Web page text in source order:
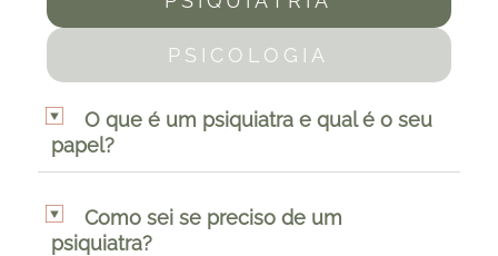
PSICOLOGIA
O que é um psiquiatra e qual é o seu
papel?
Como sei se preciso de um
psiquiatra?